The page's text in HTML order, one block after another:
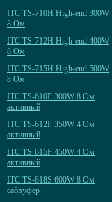
ITC TS-710H High-end 300W
8 Ом
ITC TS-712H High-end 400W
8 Ом
ITC TS-715H High-end 500W
8 Ом
ITC TS-610P 300W 8 Ом
активный
ITC TS-612P 350W 4 Ом
активный
ITC TS-615P 450W 4 Ом
активный
ITC TS-818S 600W 8 Ом
сабвуфер